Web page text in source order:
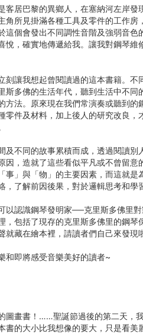
客居巴黎的異鄉人，在塞納河左岸
角所見掛滿各種工具及零件的工作
這個會發出不同調性音階及強弱音
悅，確實地傳遞給我。讓我對鋼琴
刻讓我想起曾閱讀過的這本書籍。
斯多佛的生活年代，聽到生活中不
方法。原來現在我們常演奏或聽到
零件及材料，加上後人的研究改良
及不同的故事累積而成，透過閱讀
因，造就了這些看似平凡或不曾留
事」與「物」的主要因素，而這就是
，了解前因後果，對於邏輯思考和學
以認識鋼琴發明家──克里斯多佛里
，包括了現存的克里斯多佛里的鋼
就藏在繪本裡，請讀者們自己來發現
和即將感受音樂美好的讀者~
圖畫書！……聖誕節過後的第二天，
書的大小比我想像的要大，只是看美